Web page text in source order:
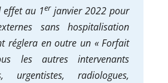
effet au 1erjanvier 2022 pour
sans hospitalisation
réglera en outre un « Forfait
les autres intervenants
urgentistes, radiologues,